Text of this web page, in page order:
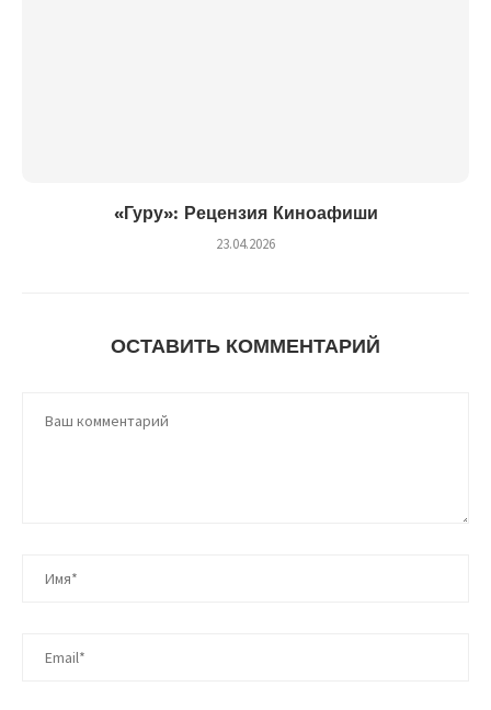
«Гуру»: Рецензия Киноафиши
23.04.2026
ОСТАВИТЬ КОММЕНТАРИЙ